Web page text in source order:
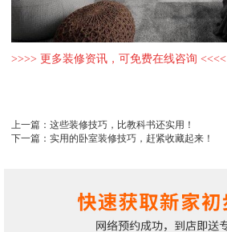
>>>> 更多装修资讯，可免费在线咨询 <<<<
上一篇：这些装修技巧，比教科书还实用！
下一篇：实用的卧室装修技巧，赶紧收藏起来！